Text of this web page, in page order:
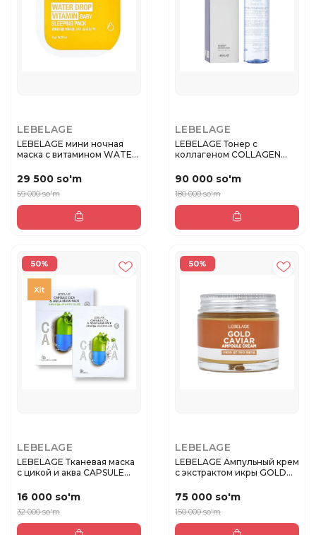
LEBELAGE
LEBELAGE мини ночная
маска с витамином WATER
29 500 so'm
59 000 so'm
LEBELAGE
LEBELAGE Тонер с
коллагеном COLLAGEN
90 000 so'm
180 000 so'm
50%
LEBELAGE
LEBELAGE Тканевая маска
с цикой и аква CAPSULE
16 000 so'm
32 000 so'm
50%
LEBELAGE
LEBELAGE Ампульный крем
с экстрактом икры GOLD
75 000 so'm
150 000 so'm